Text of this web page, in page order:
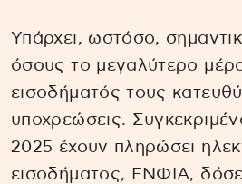
Υπάρχει, ωστόσο,
όσους το μεγαλύτερο
εισοδήματός τους
υποχρεώσεις.
2025 έχουν πληρώσει
εισοδήματος, ΕΝΦΙΑ,